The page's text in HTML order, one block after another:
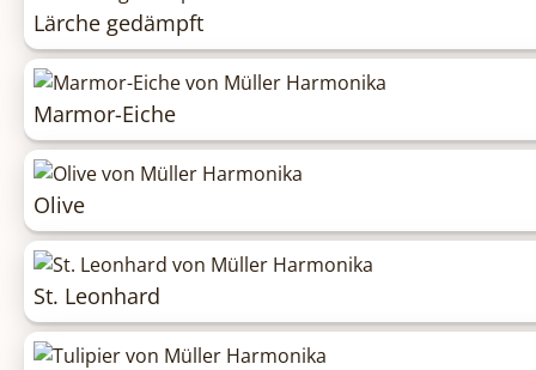
Lärche gedämpft
Marmor-Eiche
Olive
St. Leonhard